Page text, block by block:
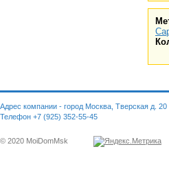
Адрес компании - город Москва, Тверская д. 20
Телефон +7 (925) 352-55-45
© 2020 MoiDomMsk